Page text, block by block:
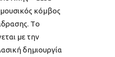
κόμβος
Tο
με την
δημιουργία